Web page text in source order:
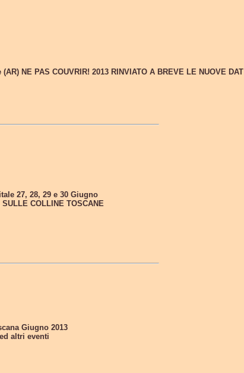
NE PAS COUVRIR! 2013 RINVIATO A BREVE LE NUOVE DAT
27, 28, 29 e 30 Giugno
COLLINE TOSCANE
Giugno 2013
altri eventi